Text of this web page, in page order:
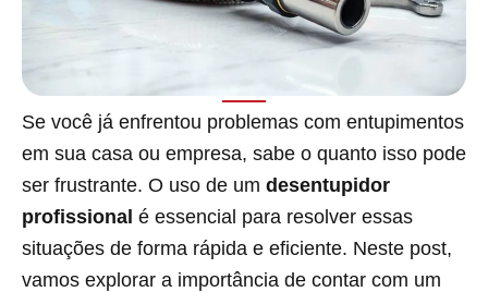
Se você já enfrentou problemas com entupimentos
em sua casa ou empresa, sabe o quanto isso pode
ser frustrante. O uso de um desentupidor
profissional é essencial para resolver essas
situações de forma rápida e eficiente. Neste post,
vamos explorar a importância de contar com um